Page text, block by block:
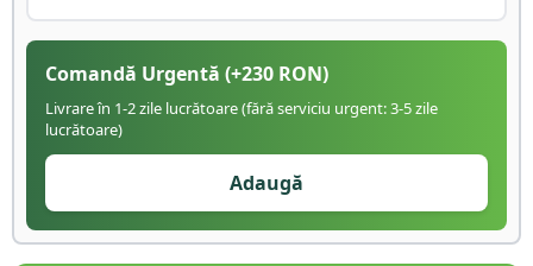
Comandă Urgentă (+230 RON)
Livrare în 1-2 zile lucrătoare (fără serviciu urgent: 3-5 zile
lucrătoare)
Adaugă